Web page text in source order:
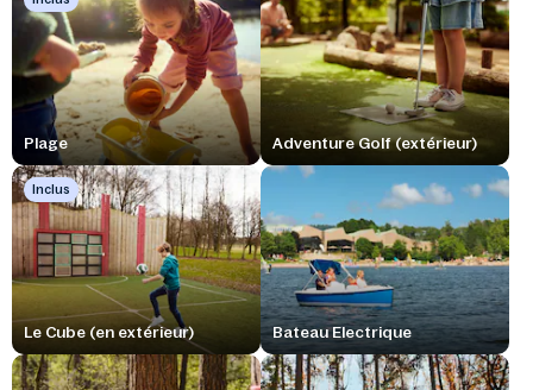
Plage Adventure Golf (extérieur)
Inclus
Le Cube (en extérieur) Bateau Electrique